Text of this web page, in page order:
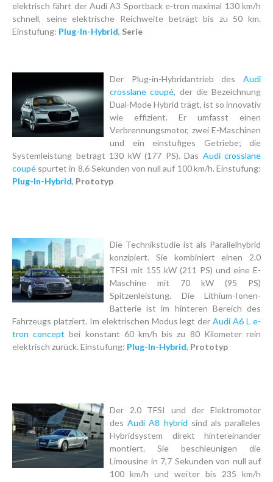
elektrisch fährt der Audi A3 Sportback e-tron maximal 130 km/h
schnell, seine elektrische Reichweite beträgt bis zu 50 km.
Einstufung: Plug-In-Hybrid, Serie
Der Plug-in-Hybridantrieb des Audi
crosslane coupé, der die Bezeichnung
Dual-Mode Hybrid trägt, ist so innovativ
wie effizient. Er umfasst einen
Verbrennungsmotor, zwei E-Maschinen
und ein einstufiges Getriebe; die
Systemleistung beträgt 130 kW (177 PS). Das Audi crosslane
coupé spurtet in 8,6 Sekunden von null auf 100 km/h. Einstufung:
Plug-In-Hybrid, Prototyp
Die Technikstudie ist als Parallelhybrid
konzipiert. Sie kombiniert einen 2.0
TFSI mit 155 kW (211 PS) und eine E-
Maschine mit 70 kW (95 PS)
Spitzenleistung. Die Lithium-Ionen-
Batterie ist im hinteren Bereich des
Fahrzeugs platziert. Im elektrischen Modus legt derAudi A6 L e-
tron concept bei konstant 60 km/h bis zu 80 Kilometer rein
elektrisch zurück. Einstufung: Plug-In-Hybrid, Prototyp
Der 2.0 TFSI und der Elektromotor
desAudi A8 hybrid sind als paralleles
Hybridsystem direkt hintereinander
montiert. Sie beschleunigen die
Limousine in 7,7 Sekunden von null auf
100 km/h und weiter bis 235 km/h